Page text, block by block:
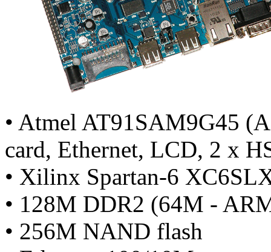
• Atmel AT91SAM9G45
card, Ethernet, LCD, 2 x
• Xilinx Spartan-6
• 128M DDR2 (64M -
• 256M NAND flash